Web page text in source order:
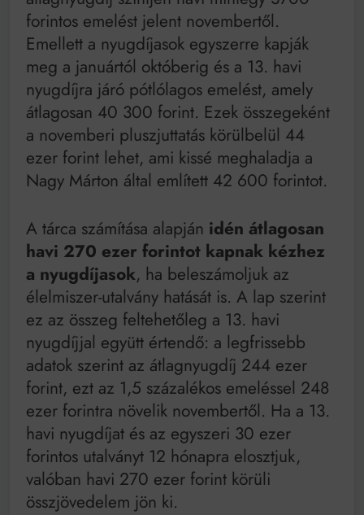
forintos emelést jelent novembertől.
Emellett a nyugdíjasok egyszerre kapják
meg a januártól októberig és a 13. havi
nyugdíjra járó pótlólagos emelést, amely
átlagosan 40 300 forint. Ezek összegeként
a novemberi pluszjuttatás körülbelül 44
ezer forint lehet, ami kissé meghaladja a
Nagy Márton által említett 42 600 forintot.
A tárca számítása alapján idén átlagosan
havi 270 ezer forintot kapnak kézhez
a nyugdíjasok, ha beleszámoljuk az
élelmiszer-utalvány hatását is. A lap szerint
ez az összeg feltehetőleg a 13. havi
nyugdíjjal együtt értendő: a legfrissebb
adatok szerint az átlagnyugdíj 244 ezer
forint, ezt az 1,5 százalékos emeléssel 248
ezer forintra növelik novembertől. Ha a 13.
havi nyugdíjat és az egyszeri 30 ezer
forintos utalványt 12 hónapra elosztjuk,
valóban havi 270 ezer forint körüli
összjövedelem jön ki.